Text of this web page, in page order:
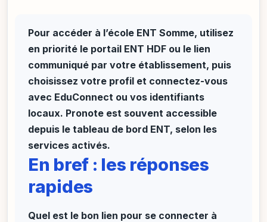
Pour accéder à l’école ENT Somme, utilisez
en priorité le portail ENT HDF ou le lien
communiqué par votre établissement, puis
choisissez votre profil et connectez-vous
avec EduConnect ou vos identifiants
locaux. Pronote est souvent accessible
depuis le tableau de bord ENT, selon les
services activés.
En bref : les réponses
rapides
Quel est le bon lien pour se connecter à